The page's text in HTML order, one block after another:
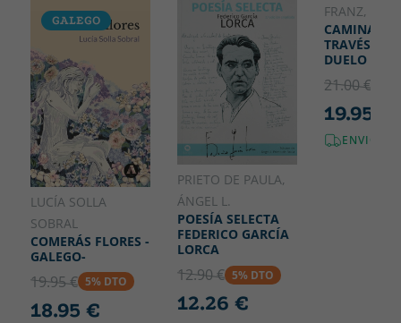
GALEGO
LUCÍA SOLLA
SOBRAL
COMERÁS FLORES -
GALEGO-
19.95 € 5% DTO
18.95 €
PRIETO DE PAULA,
ÁNGEL L.
POESÍA SELECTA
FEDERICO GARCÍA
LORCA
12.90 € 5% DTO
12.26 €
FRANZ, LOLA
TRAVÉS DEL
DUELO
21.00 €
19.95 €
ENVIO